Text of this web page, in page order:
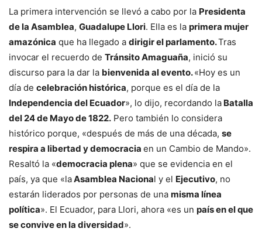
La primera intervención se llevó a cabo por la Presidenta
de la Asamblea, Guadalupe Llori. Ella es la primera mujer
amazónica que ha llegado a dirigir el parlamento.Tras
invocar el recuerdo de Tránsito Amaguaña, inició su
discurso para la dar la bienvenida al evento.«Hoy es un
día de celebración histórica, porque es el día de la
Independencia del Ecuador», lo dijo, recordando la Batalla
del 24 de Mayo de 1822. Pero también lo considera
histórico porque, «después de más de una década, se
respira a libertad y democracia en un Cambio de Mando».
Resaltó la «democracia plena» que se evidencia en el
país, ya que «laAsamblea Nacional y el Ejecutivo, no
estarán liderados por personas de una misma línea
política». El Ecuador, para Llori, ahora «es un país en el que
se convive en la diversidad».